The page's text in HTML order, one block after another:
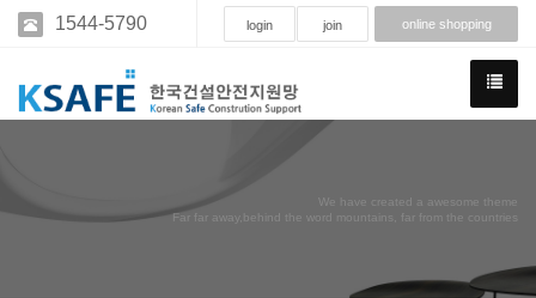
1544-5790 login join online shopping
We have created a awesome theme
Far far away,behind the word mountains, far from the countries